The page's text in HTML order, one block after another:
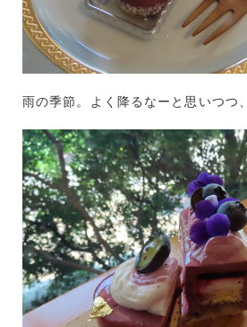
雨の季節。よく降るなーと思いつつ、